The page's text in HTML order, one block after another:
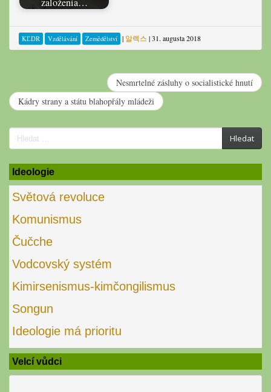
KĽDR Vzdělávání Zemědělství | 알렉스 |31. augusta 2018
Nesmrtelné zásluhy o socialistické hnutí
Kádry strany a státu blahopřály mládeži
Search
for:
Hledat
Ideologie
Světová revoluce
Komunismus
Čučche
Vodcovský systém
Kimirsenismus-kimčongilismus
Songun
Ideologie má prioritu
Velcí vůdci